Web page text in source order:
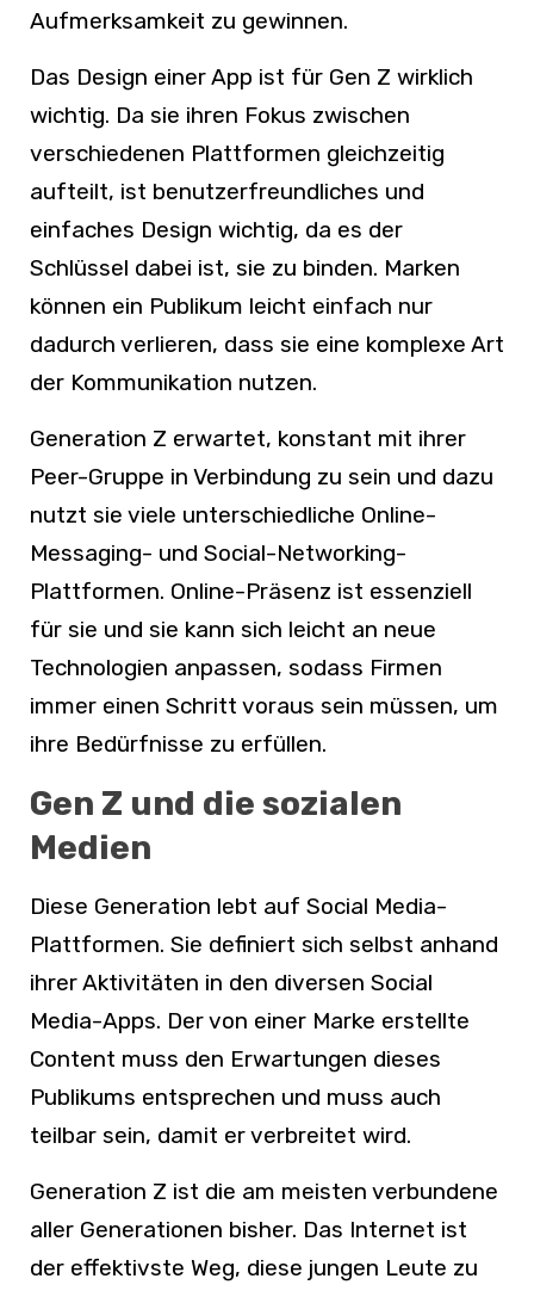
Aufmerksamkeit zu gewinnen.
Das Design einer App ist für Gen Z wirklich
wichtig. Da sie ihren Fokus zwischen
verschiedenen Plattformen gleichzeitig
aufteilt, ist benutzerfreundliches und
einfaches Design wichtig, da es der
Schlüssel dabei ist, sie zu binden. Marken
können ein Publikum leicht einfach nur
dadurch verlieren, dass sie eine komplexe Art
der Kommunikation nutzen.
Generation Z erwartet, konstant mit ihrer
Peer-Gruppe in Verbindung zu sein und dazu
nutzt sie viele unterschiedliche Online-
Messaging- und Social-Networking-
Plattformen. Online-Präsenz ist essenziell
für sie und sie kann sich leicht an neue
Technologien anpassen, sodass Firmen
immer einen Schritt voraus sein müssen, um
ihre Bedürfnisse zu erfüllen.
Gen Z und die sozialen
Medien
Diese Generation lebt auf Social Media-
Plattformen. Sie definiert sich selbst anhand
ihrer Aktivitäten in den diversen Social
Media-Apps. Der von einer Marke erstellte
Content muss den Erwartungen dieses
Publikums entsprechen und muss auch
teilbar sein, damit er verbreitet wird.
Generation Z ist die am meisten verbundene
aller Generationen bisher. Das Internet ist
der effektivste Weg, diese jungen Leute zu